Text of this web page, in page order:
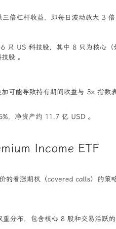
倍杠杆收益，即每日波动放大 3 倍
US 科技股，其中 8 只为核心（
股 。
可能导致持有期间收益与 3× 指数
，净资产约 11.7 亿 USD 。
Income ETF
看涨期权（covered calls）的策
分布，包含核心 8 股和交易活跃的